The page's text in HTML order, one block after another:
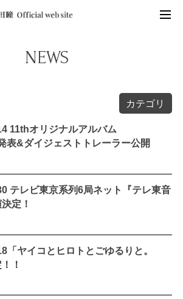
NEWS
カテゴリ
11thオリジナルアルバム
表&ダイジェストトレーラー公開
テレビ東京系列6局ネット『テレ東音
定！
「ヤイコとヒロトとごゆるりと。
！